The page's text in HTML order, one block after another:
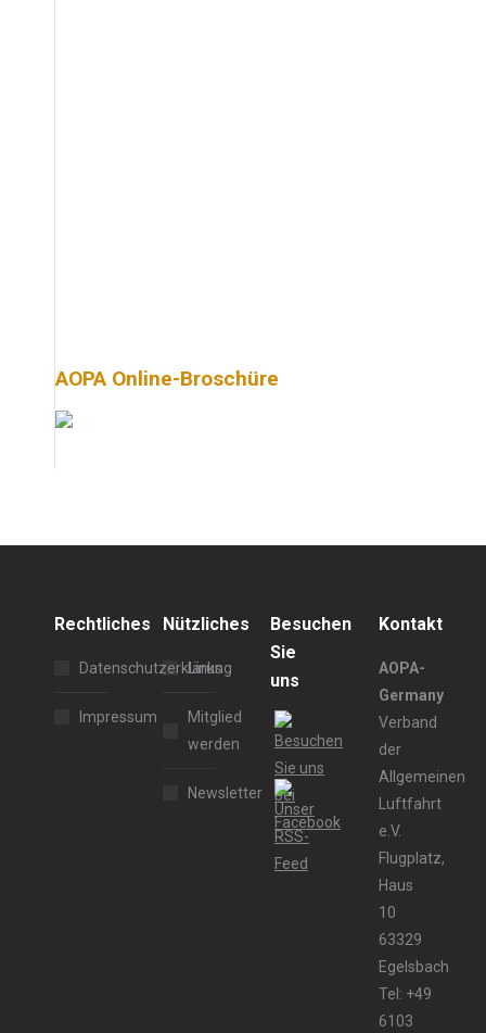
AOPA Online-Broschüre
Rechtliches
Datenschutzerklärung
Impressum
Nützliches
Links
Mitglied
werden
Newsletter
Besuchen
Sie
uns
Kontakt
AOPA-
Germany
Verband
der
Allgemeinen
Luftfahrt
e.V.
Flugplatz,
Haus
10
63329
Egelsbach
Tel: +49
6103